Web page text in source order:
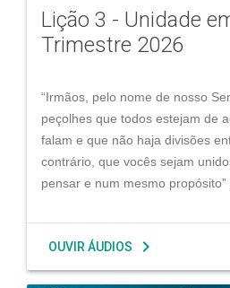
Lição 3 - Unidade
Trimestre 2026
“Irmãos, pelo nome de nosso
peçolhes que todos estejam de
falam e que não haja divisões
contrário, que vocês sejam
pensar e num mesmo propósito”
OUVIR ÁUDIOS chevron_right